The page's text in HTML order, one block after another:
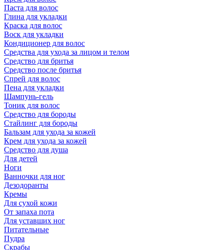
Паста для волос
Глина для укладки
Краска для волос
Воск для укладки
Кондиционер для волос
Средства для ухода за лицом и телом
Средство для бритья
Средство после бритья
Спрей для волос
Пена для укладки
Шампунь-гель
Тоник для волос
Средство для бороды
Стайлинг для бороды
Бальзам для ухода за кожей
Крем для ухода за кожей
Средство для душа
Для детей
Ноги
Ванночки для ног
Дезодоранты
Кремы
Для сухой кожи
От запаха пота
Для уставших ног
Питательные
Пудра
Скрабы